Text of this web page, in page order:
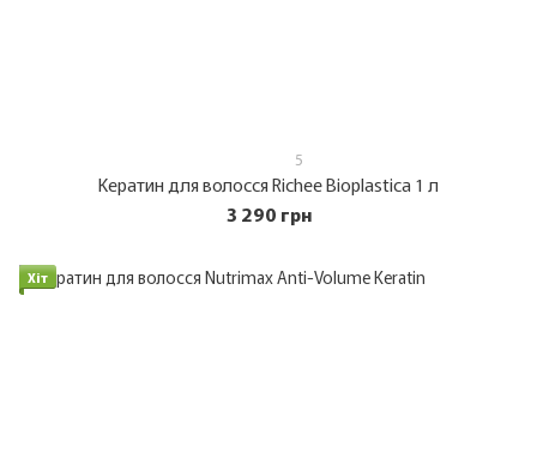
5
Кератин для волосся Richee Bioplastica 1 л
3 290 грн
Хіт